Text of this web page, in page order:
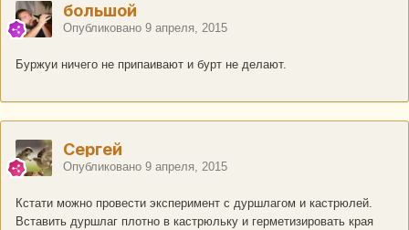
большой
Опубликовано 9 апреля, 2015
Буржуи ничего не припаивают и бурт не делают.
Сергей
Опубликовано 9 апреля, 2015
Кстати можно провести эксперимент с дуршлагом и кастрюлей.
Вставить дуршлаг плотно в кастрюльку и герметизировать края